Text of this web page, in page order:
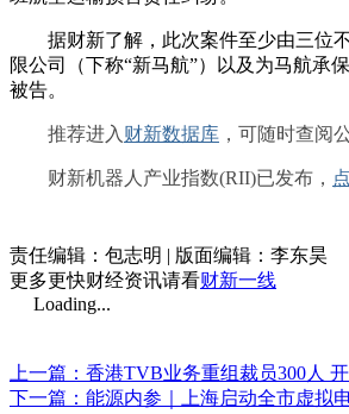
据财新了解，此次案件至少由三位不
限公司（下称“新马航”）以及为马航承
被告。
推荐进入 财新数据库 ，可随时查阅
财新机器人产业指数(RII)已发布，
责任编辑：包志明 | 版面编辑：李东昊
更多更快财经资讯请看财新一线
Loading...
上一篇：香港TVB业务重组裁员300人
下一篇：能源内参｜上海启动全市虚拟